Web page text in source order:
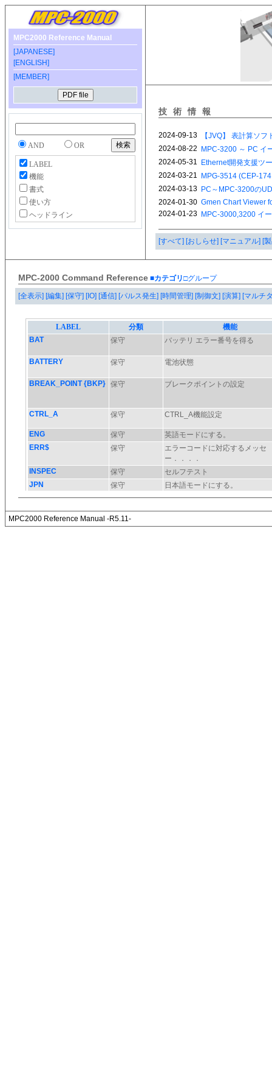
MPC2000 Reference Manual
[JAPANESE]
[ENGLISH]
[MEMBER]
AND OR
LABEL
機能
書式
使い方
ヘッドライン
技術情報
[すべて] [おしらせ] [マニュアル] [
MPC-2000 Command Reference ■カテゴリ□グループ
[全表示] [編集] [保守] [IO] [通信] [パルス発生] [時間管理] [制御文] [演算] [マルチ
MPC2000 Reference Manual -R5.11-